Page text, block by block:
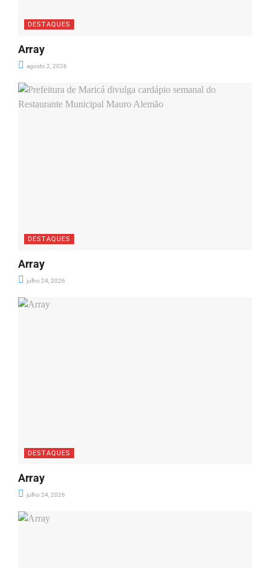
DESTAQUES
Array
agosto 2, 2026
DESTAQUES
Array
julho 24, 2026
DESTAQUES
Array
julho 24, 2026